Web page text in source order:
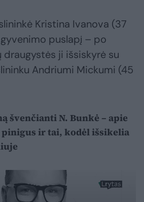
Kristina Ivanova (37
puslapį – po
ji išsiskyrė su
Andriumi Mickumi (45
švenčianti N. Bunkė – apie
ir tai, kodėl išsikelia